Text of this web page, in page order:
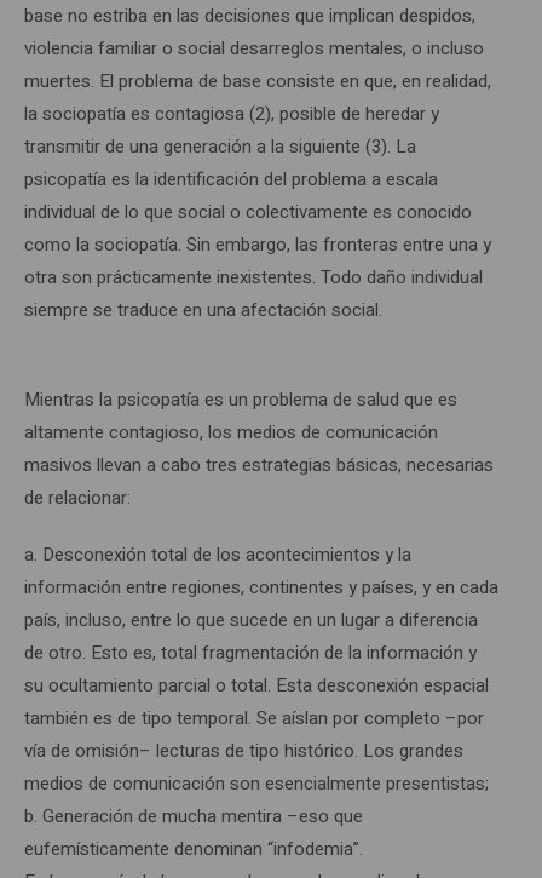
base no estriba en las decisiones que implican despidos,
violencia familiar o social desarreglos mentales, o incluso
muertes. El problema de base consiste en que, en realidad,
la sociopatía es contagiosa (2), posible de heredar y
transmitir de una generación a la siguiente (3). La
psicopatía es la identificación del problema a escala
individual de lo que social o colectivamente es conocido
como la sociopatía. Sin embargo, las fronteras entre una y
otra son prácticamente inexistentes. Todo daño individual
siempre se traduce en una afectación social.
Mientras la psicopatía es un problema de salud que es
altamente contagioso, los medios de comunicación
masivos llevan a cabo tres estrategias básicas, necesarias
de relacionar:
a. Desconexión total de los acontecimientos y la
información entre regiones, continentes y países, y en cada
país, incluso, entre lo que sucede en un lugar a diferencia
de otro. Esto es, total fragmentación de la información y
su ocultamiento parcial o total. Esta desconexión espacial
también es de tipo temporal. Se aíslan por completo –por
vía de omisión– lecturas de tipo histórico. Los grandes
medios de comunicación son esencialmente presentistas;
b. Generación de mucha mentira –eso que
eufemísticamente denominan “infodemia”.